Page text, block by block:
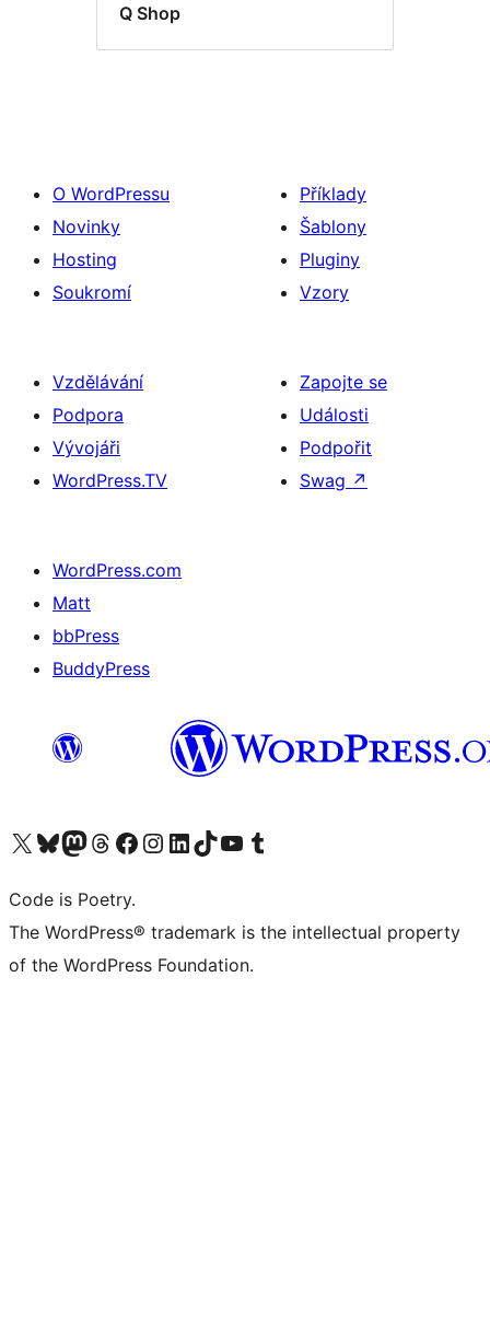
Q Shop
O WordPressu
Novinky
Hosting
Soukromí
Příklady
Šablony
Pluginy
Vzory
Vzdělávání
Podpora
Vývojáři
WordPress.TV
Zapojte se
Události
Podpořit
Swag ↗
WordPress.com
Matt
bbPress
BuddyPress
Navštivte náš účet na X (dříve Twitter)
Navštivte náš Bluesky účetNavštivte náš účet Mastodon
Navštivte náš Threads účetNavštivte naši stránku na Facebooku
Navštivte náš Instagram účetNavštivte náš LinkedIn účetNavštivte náš TikTok účetNavštivte náš YouTube kanálNavštivte náš Tumblr účet
Code is Poetry.
The WordPress® trademark is the intellectual property
of the WordPress Foundation.